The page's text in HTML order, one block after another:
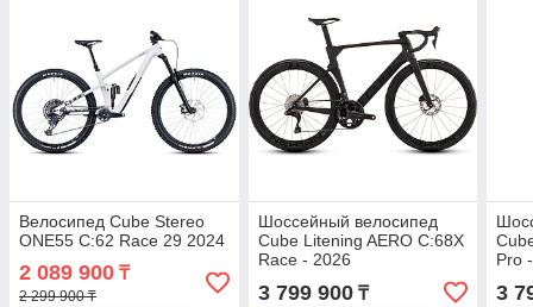
Велосипед Cube Stereo
ONE55 C:62 Race 29 2024
2 089 900 ₸
2 299 900 ₸
Шоссейный велосипед
Cube Litening AERO C:68X
Race - 2026
3 799 900₸
Pro
3